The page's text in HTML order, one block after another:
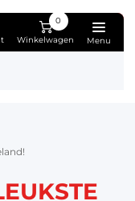
0
Winkelwagen
Menu